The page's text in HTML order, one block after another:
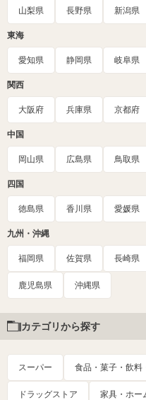
山梨県 長野県 新潟県
東海
愛知県 静岡県 岐阜県
関西
大阪府 兵庫県 京都府
中国
岡山県 広島県 鳥取県
四国
徳島県 香川県 愛媛県
九州・沖縄
福岡県 佐賀県 長崎県
鹿児島県 沖縄県
カテゴリから探す
スーパー 食品・菓子・飲料
ドラッグストア 家具・ホー